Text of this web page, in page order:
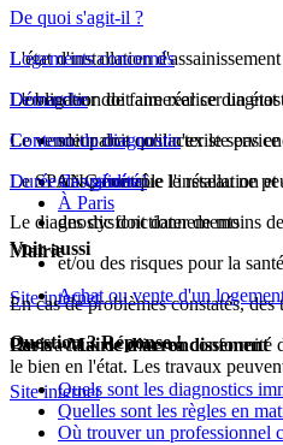
De quoi s'agit-il ?
L'état d'installation
Le vendeur doit annexer ce
Logements concernés
L'obligation de faire réaliser un état
soit parce qu'il n'existe pas
soit parce que le réseau ne
Démarche
Le vendeur doit contacter le
Cas général
À Paris
Mairie
Site internet
Paris - Mairie d'arrondissement
Site internet
Contenu du diagnostic
Le SPANC contrôle l'installation et
des dysfonctionnements
et/ou des risques pour la
En cas de problèmes constatés,
Ces travaux de mise en conformité
le bien en l'état. Les travaux
Durée de validité
Le diagnostic doit dater de moins
Voir aussi
Achat ou vente d'un
Question ? Réponse !
Quels sont les diagnostics
Quelles sont les règles en
Où trouver un professionnel